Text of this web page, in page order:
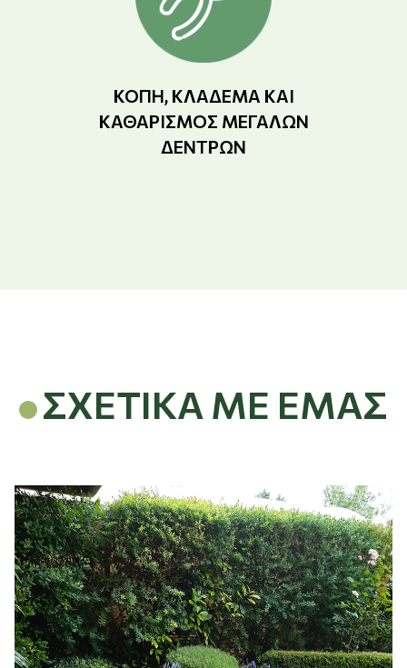
ΚΟΠΉ, ΚΛΆΔΕΜΑ ΚΑΙ
ΚΑΘΑΡΙΣΜΌΣ ΜΕΓΆΛΩΝ
ΔΈΝΤΡΩΝ
ΣΧΕΤΙΚΑ ΜΕ ΕΜΑΣ